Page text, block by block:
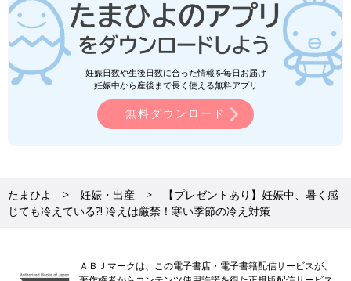
妊娠日数や生後日数に合った情報を毎日お届け
妊娠中から産後まで長く使える無料アプリ
無料ダウンロード
たまひよ 妊娠・出産
【プレゼントあり】妊娠中、暑く感
じても冷えている?! 冷えは厳禁！寒い季節の冷え対策
ＡＢＪマークは、この電子書店・電子書籍配信サービスが、